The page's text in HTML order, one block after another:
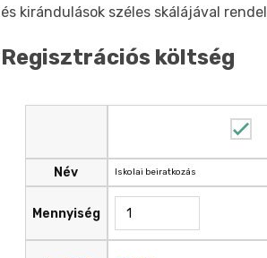
és kirándulások széles skálájával
Regisztrációs költség
Név
Mennyiség
Iskolai beiratkozás